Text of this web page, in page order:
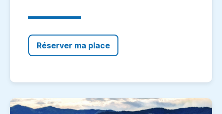
Réserver ma place